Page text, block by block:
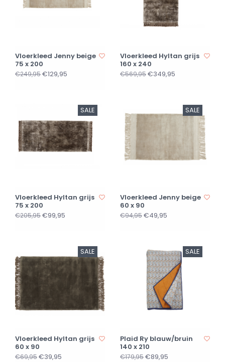
Vloerkleed Jenny beige
75 x 200
€249,95€129,95
Vloerkleed Hyltan grijs
160 x 240
€569,95€349,95
SALE
Vloerkleed Hyltan grijs
75 x 200
€205,95€99,95
SALE
Vloerkleed Jenny beige
60 x 90
€94,95€49,95
SALE
Vloerkleed Hyltan grijs
60 x 90
€69,95€39,95
SALE
Plaid Ry blauw/bruin
140 x 210
€179,95€89,95